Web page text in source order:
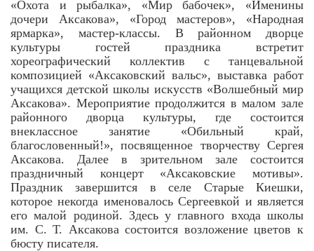
«Охота и рыбалка», «Мир бабочек», «Именины
дочери Аксакова», «Город мастеров», «Народная
ярмарка», мастер-классы. В районном дворце
культуры гостей праздника встретит
хореографический коллектив с танцевальной
композицией «Аксаковский вальс», выставка работ
учащихся детской школы искусств «Волшебный мир
Аксакова». Мероприятие продолжится в малом зале
районного дворца культуры, где состоится
внеклассное занятие «Обильный край,
благословенный!», посвященное творчеству Сергея
Аксакова. Далее в зрительном зале состоится
праздничный концерт «Аксаковские мотивы».
Праздник завершится в селе Старые Киешки,
которое некогда именовалось Сергеевкой и является
его малой родиной. Здесь у главного входа школы
им. С. Т. Аксакова состоится возложение цветов к
бюсту писателя.